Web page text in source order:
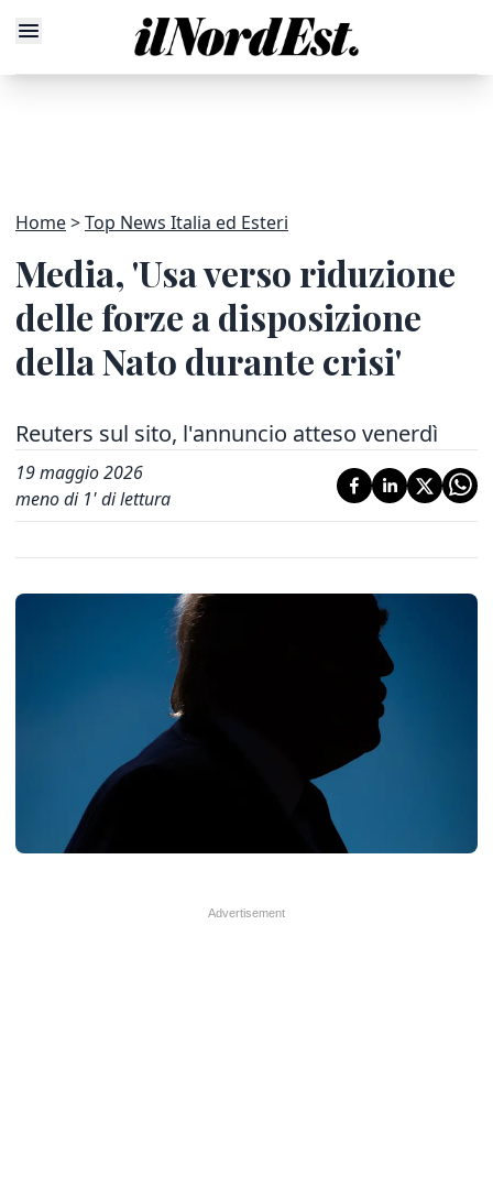
Home Top News Italia ed Esteri
Media, 'Usa verso riduzione
delle forze a disposizione
della Nato durante crisi'
Reuters sul sito, l'annuncio atteso venerdì
19 maggio 2026
meno di 1' di lettura